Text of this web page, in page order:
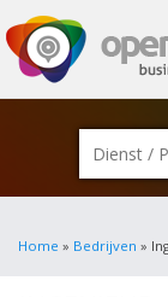
Home » Bedrijven »